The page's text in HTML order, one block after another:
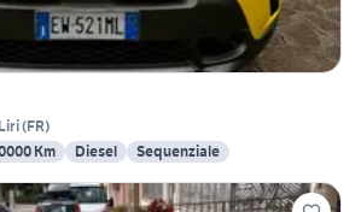
(FR)
Km Diesel Sequenziale